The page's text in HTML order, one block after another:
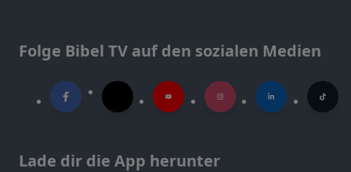
Folge Bibel TV auf den sozialen Medien
Lade dir die App herunter